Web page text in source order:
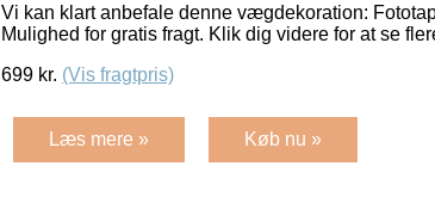
Vi kan klart anbefale denne vægdekoration:
Mulighed for gratis fragt. Klik dig videre for at se
699 kr. (Vis fragtpris)
Læs mere » Køb nu »